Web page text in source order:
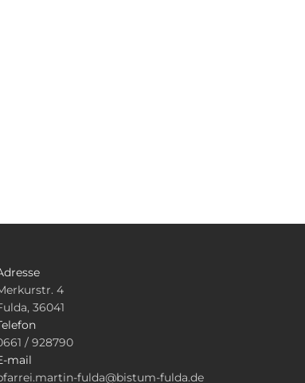
4
36041
/ 928790
mail
fulda@bistum-fulda.de